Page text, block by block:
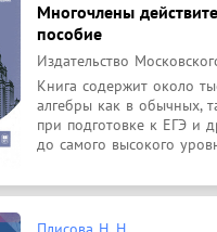
Многочлены
пособие
Издательство
Книга содержит около
алгебры как в обычных,
при подготовке к ЕГЭ и
до самого высокого